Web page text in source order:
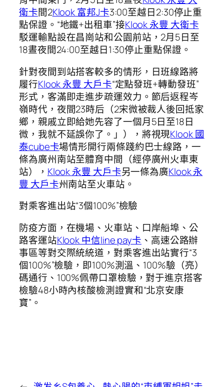
衛卡間2Klook 富邦J卡3:00至越日2:30停止重
點保證。“地鐵+出租車”接Klook 永豐 大衛卡
駁運輸點設在昌崗站和公園前站，2月5日至
18晝夜間24:00至越日1:30停止重點保證。
針對夜間到站搭客較多的情形，日班線路將
履行Klook 永豐 大戶卡“定點發班+轉動發班”
形式，客滿即走進步疏運效力。節后返程岑
嶺時代，夜間23時后（2宋微被裁人後回抵家
鄉，親戚立即給她先容了一個月5日至18日
微，我就不延誤你了。」），將視現Klook 國
泰cube卡場情形開行兩條踐約巴士線路，一
條為廣州南站至體育中間（經停廣州火車東
站）， Klook 永豐 大戶卡另一條為廣Klook 永
豐 大戶卡州南站至火車站。
對乘客進出站“3個100%”檢驗
防疫方面，在機場、火車站、口岸船埠、公
路客運站Klook 中信line pay卡 、高速公路辦
事區等對交際統統道，對乘客進出站實行“3
個100%”檢驗，即100%測溫、100%驗（亮）
碼通行、100%佩帶口罩檢驗，對于進京搭客
檢驗48小時內核酸檢測證實和“北京安康
寶”。